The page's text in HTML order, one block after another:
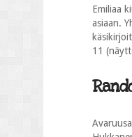
Emiliaa
asiaan.
11